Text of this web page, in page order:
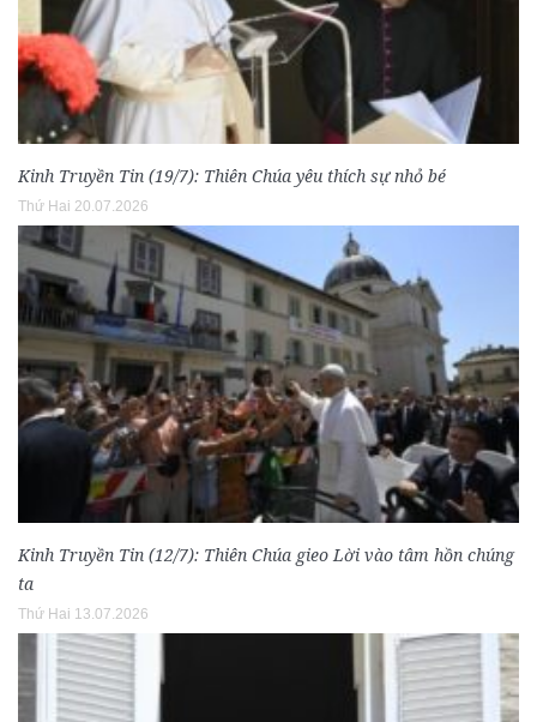
Kinh Truyền Tin (19/7): Thiên Chúa yêu thích sự nhỏ bé
Thứ Hai 20.07.2026
Kinh Truyền Tin (12/7): Thiên Chúa gieo Lời vào tâm hồn chúng
ta
Thứ Hai 13.07.2026